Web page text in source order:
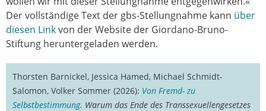
Der vollständige Text der gbs-Stellungnahme kann über
diesen Linkvon der Website der Giordano-Bruno-
Stiftung heruntergeladen werden.
Thorsten Barnickel, Jessica Hamed, Michael Schmidt-
Salomon, Volker Sommer (2026): Von Fremd- zu
Selbstbestimmung. Warum das Ende des Transsexuellengesetzes